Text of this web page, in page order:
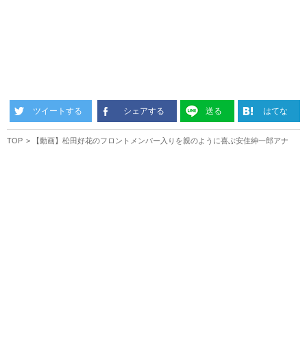
ツイートする シェアする 送る はてな
TOP 【動画】松田好花のフロントメンバー入りを親のように喜ぶ安住紳一郎アナ